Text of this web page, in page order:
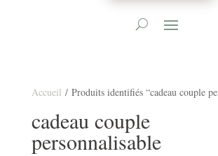
Accueil / Produits identifiés “cadeau couple
cadeau couple
personnalisable